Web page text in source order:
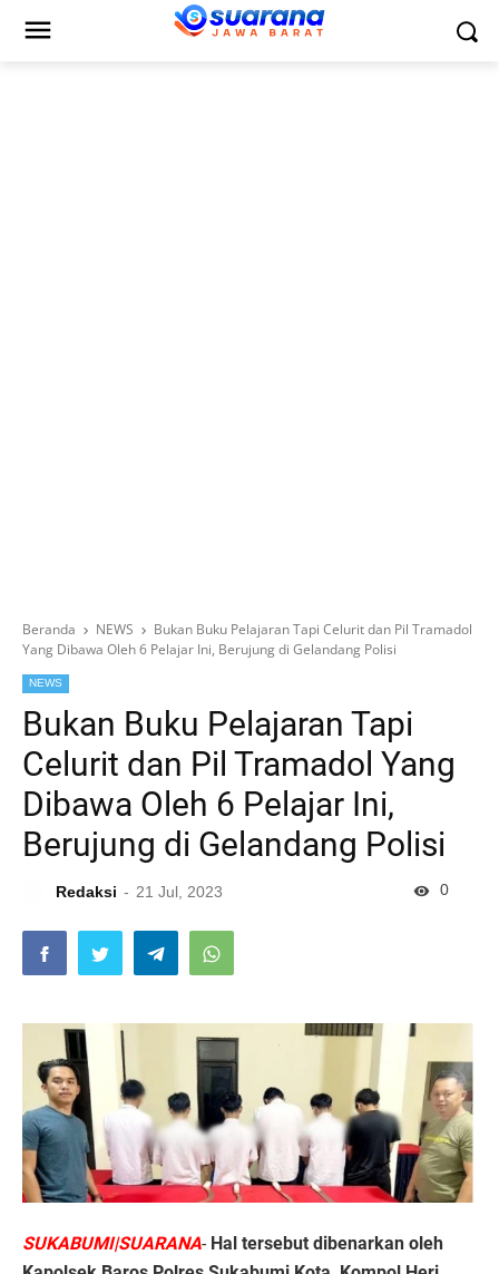
Beranda NEWS
Bukan Buku Pelajaran Tapi Celurit dan Pil Tramadol
Yang Dibawa Oleh 6 Pelajar Ini, Berujung di Gelandang Polisi
NEWS
Bukan Buku Pelajaran Tapi
Celurit dan Pil Tramadol Yang
Dibawa Oleh 6 Pelajar Ini,
Berujung di Gelandang Polisi
Redaksi 21 Jul, 2023 0
SUKABUMI|SUARANA- Hal tersebut dibenarkan oleh